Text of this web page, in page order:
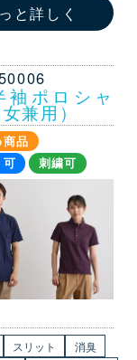
と詳しく
袖ポロシャ
兼用）
品
可
刺繍可
スリット
消臭